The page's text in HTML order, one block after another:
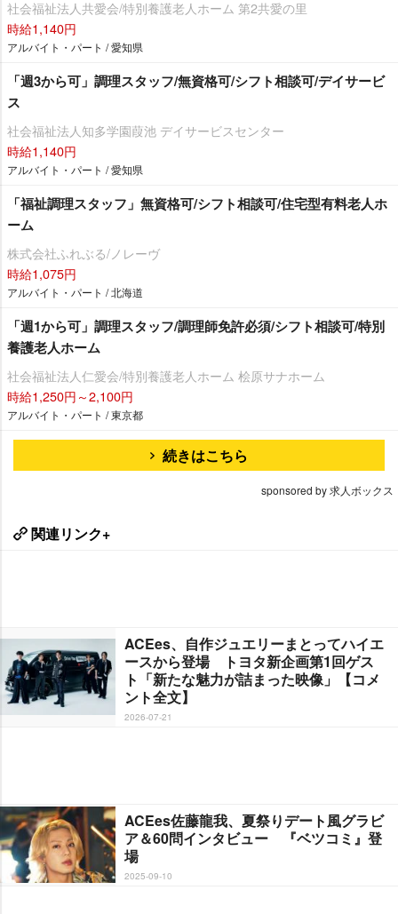
社会福祉法人共愛会/特別養護老人ホーム 第2共愛の里
時給1,140円
アルバイト・パート / 愛知県
「週3から可」調理スタッフ/無資格可/シフト相談可/デイサービ
ス
社会福祉法人知多学園葭池 デイサービスセンター
時給1,140円
アルバイト・パート / 愛知県
「福祉調理スタッフ」無資格可/シフト相談可/住宅型有料老人ホ
ーム
株式会社ふれぶる/ノレーヴ
時給1,075円
アルバイト・パート / 北海道
「週1から可」調理スタッフ/調理師免許必須/シフト相談可/特別
養護老人ホーム
社会福祉法人仁愛会/特別養護老人ホーム 桧原サナホーム
時給1,250円～2,100円
アルバイト・パート / 東京都
続きはこちら
sponsored by 求人ボックス
関連リンク+
ACEes、自作ジュエリーまとってハイエ
ースから登場 トヨタ新企画第1回ゲス
ト「新たな魅力が詰まった映像」【コメ
ント全文】
2026-07-21
ACEes佐藤龍我、夏祭りデート風グラビ
ア＆60問インタビュー 『ベツコミ』登
場
2025-09-10